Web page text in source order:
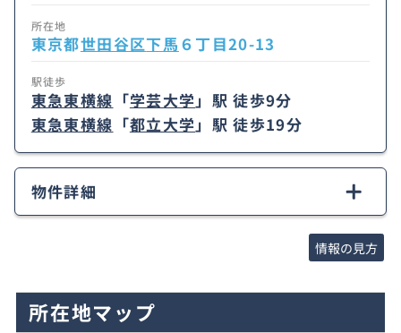
所在地
東京都世田谷区下馬 ６丁目20-13
駅徒歩
東急東横線 「学芸大学 」駅 徒歩9分
東急東横線 「都立大学」駅 徒歩19分
物件詳細
情報の見方
所在地マップ